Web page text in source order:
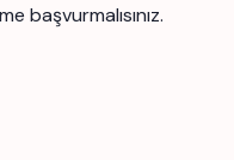
başvurmalısınız.